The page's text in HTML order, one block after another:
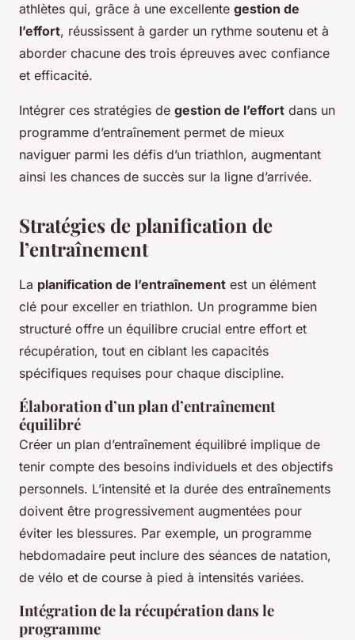
athlètes qui, grâce à une excellente gestion de
l’effort, réussissent à garder un rythme soutenu et à
aborder chacune des trois épreuves avec confiance
et efficacité.
Intégrer ces stratégies de gestion de l’effort dans un
programme d’entraînement permet de mieux
naviguer parmi les défis d’un triathlon, augmentant
ainsi les chances de succès sur la ligne d’arrivée.
Stratégies de planification de
l’entraînement
La planification de l’entraînement est un élément
clé pour exceller en triathlon. Un programme bien
structuré offre un équilibre crucial entre effort et
récupération, tout en ciblant les capacités
spécifiques requises pour chaque discipline.
Élaboration d’un plan d’entraînement
équilibré
Créer un plan d’entraînement équilibré implique de
tenir compte des besoins individuels et des objectifs
personnels. L’intensité et la durée des entraînements
doivent être progressivement augmentées pour
éviter les blessures. Par exemple, un programme
hebdomadaire peut inclure des séances de natation,
de vélo et de course à pied à intensités variées.
Intégration de la récupération dans le
programme